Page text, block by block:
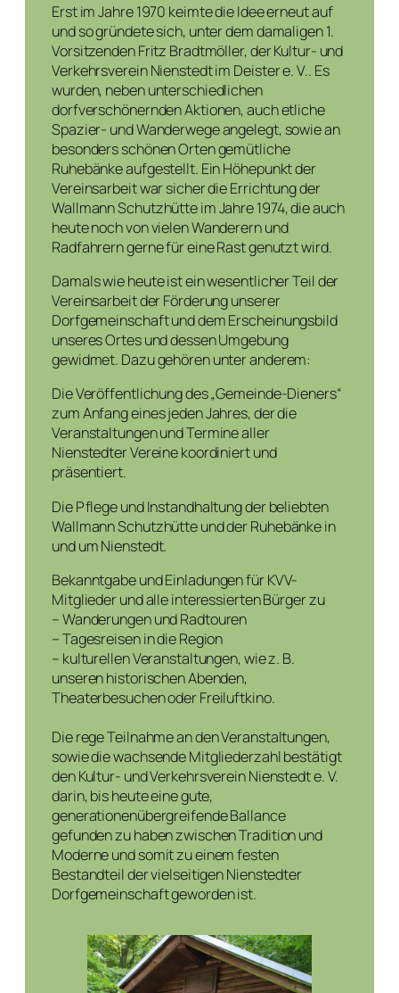
Erst im Jahre 1970 keimte die Idee erneut auf
und so gründete sich, unter dem damaligen 1.
Vorsitzenden Fritz Bradtmöller, der Kultur- und
Verkehrsverein Nienstedt im Deister e. V.. Es
wurden, neben unterschiedlichen
dorfverschönernden Aktionen, auch etliche
Spazier- und Wanderwege angelegt, sowie an
besonders schönen Orten gemütliche
Ruhebänke aufgestellt. Ein Höhepunkt der
Vereinsarbeit war sicher die Errichtung der
Wallmann Schutzhütte im Jahre 1974, die auch
heute noch von vielen Wanderern und
Radfahrern gerne für eine Rast genutzt wird.
Damals wie heute ist ein wesentlicher Teil der
Vereinsarbeit der Förderung unserer
Dorfgemeinschaft und dem Erscheinungsbild
unseres Ortes und dessen Umgebung
gewidmet. Dazu gehören unter anderem:
Die Veröffentlichung des „Gemeinde-Dieners“
zum Anfang eines jeden Jahres, der die
Veranstaltungen und Termine aller
Nienstedter Vereine koordiniert und
präsentiert.
Die Pflege und Instandhaltung der beliebten
Wallmann Schutzhütte und der Ruhebänke in
und um Nienstedt.
Bekanntgabe und Einladungen für KVV-
Mitglieder und alle interessierten Bürger zu
– Wanderungen und Radtouren
– Tagesreisen in die Region
– kulturellen Veranstaltungen, wie z. B.
unseren historischen Abenden,
Theaterbesuchen oder Freiluftkino.
Die rege Teilnahme an den Veranstaltungen,
sowie die wachsende Mitgliederzahl bestätigt
den Kultur- und Verkehrsverein Nienstedt e. V.
darin, bis heute eine gute,
generationenübergreifende Ballance
gefunden zu haben zwischen Tradition und
Moderne und somit zu einem festen
Bestandteil der vielseitigen Nienstedter
Dorfgemeinschaft geworden ist.